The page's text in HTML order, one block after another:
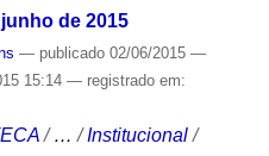
de 2015
— publicado02/06/2015 —
15:14 — registrado em:
/…/Institucional /